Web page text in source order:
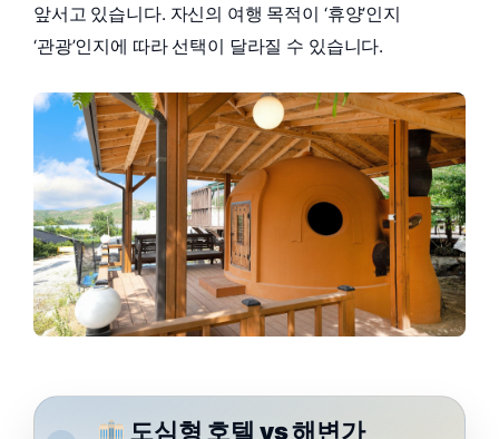
앞서고 있습니다. 자신의 여행 목적이 ‘휴양’인지
‘관광’인지에 따라 선택이 달라질 수 있습니다.
도심형 호텔 vs 해변가